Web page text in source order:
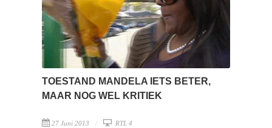
TOESTAND MANDELA IETS BETER,
MAAR NOG WEL KRITIEK
27 Juni 2013 RTL 4